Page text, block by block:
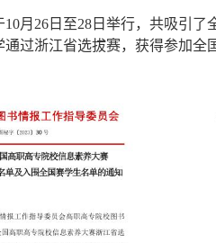
月26日至28日举行，共吸引
过浙江省选拔赛，获得参加全